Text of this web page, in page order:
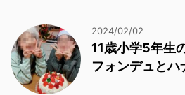
2024/02/02
11歳小学5年生
フォンデュと